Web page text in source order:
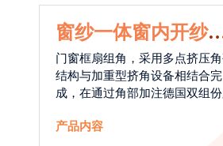
窗纱一体窗内开纱
开系统
门窗框扇组角，采用多点挤压
结构与加重型挤角设备相结合完
成，在通过角部加注德国双组
强度，促使窗使用寿命提升5-10
产品内容